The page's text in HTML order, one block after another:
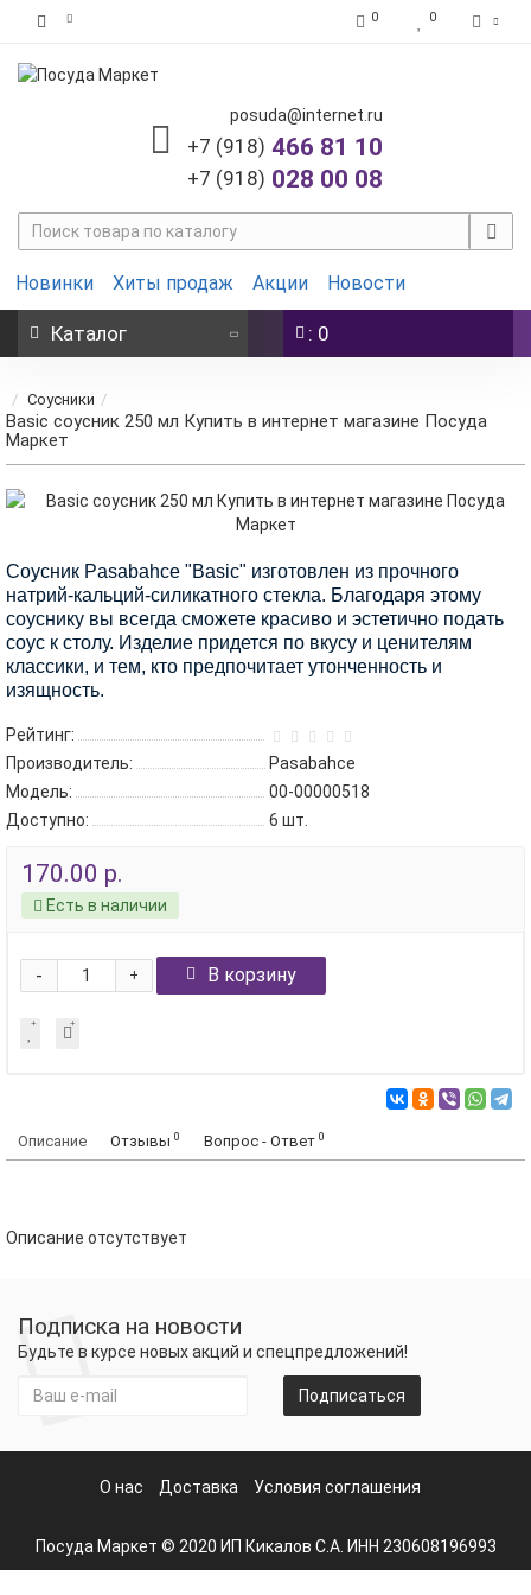
0 0
posuda@internet.ru
+7 (918) 466 81 10
+7 (918) 028 00 08
Новинки Хиты продаж Акции Новости
Каталог : 0
Соусники
Basic соусник 250 мл Купить в интернет магазине Посуда
Маркет
Соусник Pasabahce "Basic" изготовлен из прочного
натрий-кальций-силикатного стекла. Благодаря этому
соуснику вы всегда сможете красиво и эстетично подать
соус к столу. Изделие придется по вкусу и ценителям
классики, и тем, кто предпочитает утонченность и
изящность.
Рейтинг:
Производитель:
Pasabahce
Модель:
00-00000518
Доступно:
6 шт.
170.00 р.
Есть в наличии
+
- В корзину
Описание Отзывы 0 Вопрос - Ответ 0
Описание отсутствует
Подписка на новости
Будьте в курсе новых акций и спецпредложений!
Подписаться
О нас Доставка Условия соглашения
Посуда Маркет © 2020 ИП Кикалов С.А. ИНН 230608196993